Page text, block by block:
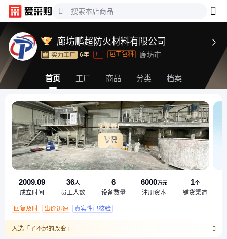
廊坊鹏超防火材料有限公司 
6年 厂 包工包料 廊坊市
首页 工厂 商品 分类 档案
2009.09
成立时间
36人
员工人数
6
设备数量
6000万元
注册资本
1个
铺货渠道
回复及时 出价迅速 真实性已核验
入选「了不起的改变」